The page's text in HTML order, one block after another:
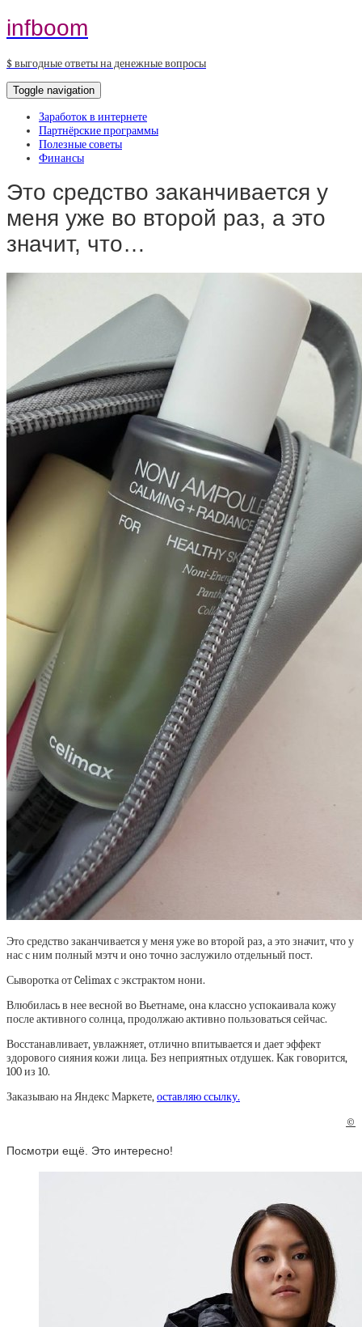
infboom
$ выгодные ответы на денежные вопросы
Toggle navigation
Заработок в интернете
Партнёрские программы
Полезные советы
Финансы
Это средство заканчивается у
меня уже во второй раз, а это
значит, что…
Это средство заканчивается у меня уже во второй раз, а это значит, что у
нас с ним полный мэтч и оно точно заслужило отдельный пост.
Сыворотка от Celimax с экстрактом нони.
Влюбилась в нее весной во Вьетнаме, она классно успокаивала кожу
после активного солнца, продолжаю активно пользоваться сейчас.
Восстанавливает, увлажняет, отлично впитывается и дает эффект
здорового сияния кожи лица. Без неприятных отдушек. Как говорится,
100 из 10.
Заказываю на Яндекс Маркете,оставляю ссылку.
©
Посмотри ещё. Это интересно!